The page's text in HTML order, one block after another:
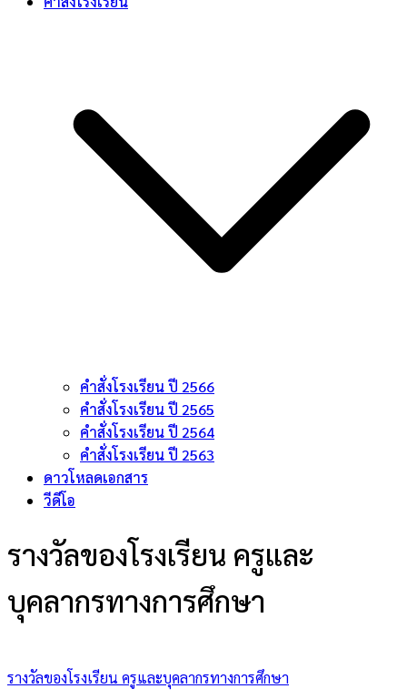
คำสั่งโรงเรียน ปี 2566
คำสั่งโรงเรียน ปี 2565
คำสั่งโรงเรียน ปี 2564
คำสั่งโรงเรียน ปี 2563
ดาวโหลดเอกสาร
วีดีโอ
รางวัลของโรงเรียน ครูและ
บุคลากรทางการศึกษา
รางวัลของโรงเรียน ครูและบุคลากรทางการศึกษา